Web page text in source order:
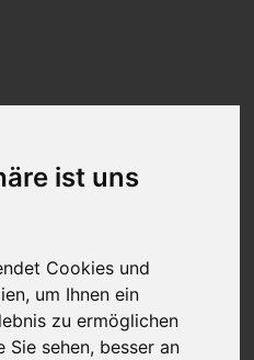
ist uns
Cookies und
um Ihnen ein
zu ermöglichen
Sie sehen, besser an
mit 2 x